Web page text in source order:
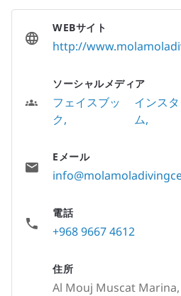
WEBサイト
http://
ソーシャルメディア
フェイスブッ
ク
インス
ム
Eメール
電話
+968 9667 4612
住所
Al Mouj Muscat